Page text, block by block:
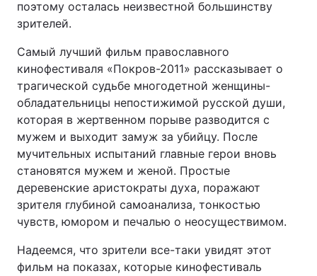
поэтому осталась неизвестной большинству
зрителей.
Самый лучший фильм православного
кинофестиваля «Покров-2011» рассказывает о
трагической судьбе многодетной женщины-
обладательницы непостижимой русской души,
которая в жертвенном порыве разводится с
мужем и выходит замуж за убийцу. После
мучительных испытаний главные герои вновь
становятся мужем и женой. Простые
деревенские аристократы духа, поражают
зрителя глубиной самоанализа, тонкостью
чувств, юмором и печалью о неосуществимом.
Надеемся, что зрители все-таки увидят этот
фильм на показах, которые кинофестиваль